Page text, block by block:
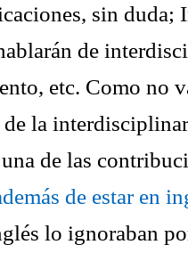
sin duda;
de
etc. Como no
la
de las
de estar en
lo ignoraban